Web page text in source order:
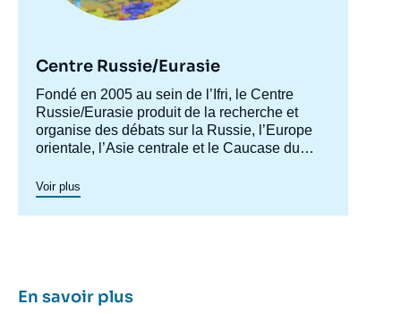
Centre Russie/Eurasie
Accroche
centre
Fondé en 2005 au sein de l’Ifri, le Centre
Russie/Eurasie produit de la recherche et
organise des débats sur la Russie, l’Europe
orientale, l’Asie centrale et le Caucase du
d'anticiper l'évolution de cette zone
géographique complexe en pleine mutation
pour enrichir le débat public en France et en
Voir plus
En savoir plus